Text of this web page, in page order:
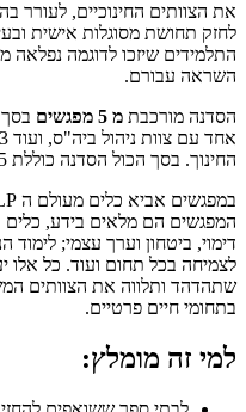
את הצוותים החינוכיים, לעורר
לחזק תחושת מסוגלות אישית
התלמידים שיזכו לדוגמה נפלאה
השראה עבורם.
הסדנה מורכבת מ 5 מפגשים
החינוך. בסך הכול הסדנה כוללת 9.5 שעות הנחיה.
המפגשים הם מלאים בידע, כלים
דימוי, ביטחון וערך עצמי; לימוד
לצמיחה בכל תחום ועוד. כל אלו
שתהדהד ותלווה את הצוותים
בתחומי חיים פרטיים.
למי זה מומלץ: